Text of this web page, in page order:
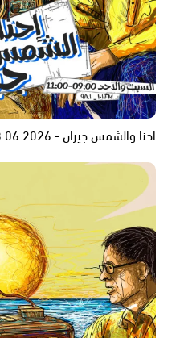
احنا والشمس جيران - 28.06.2026